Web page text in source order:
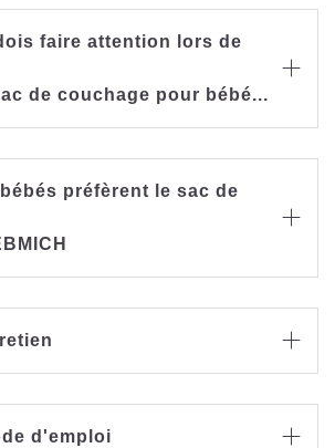
faire attention lors de
de couchage pour bébé...

préfèrent le sac de


d'emploi 